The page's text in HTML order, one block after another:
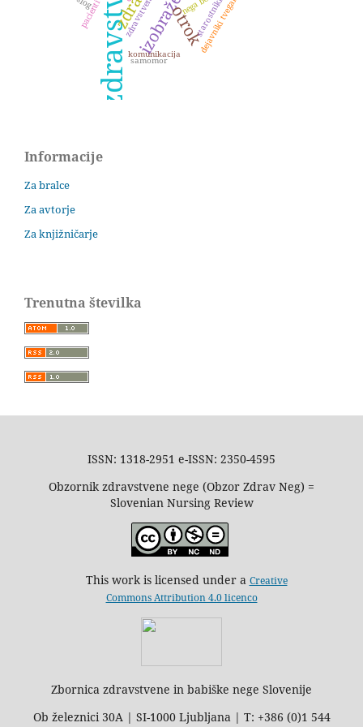
otrokstarostniki
komunikacija
pacienti dejavniki tveganja
samomor
Informacije
Za bralce
Za avtorje
Za knjižničarje
Trenutna številka
ISSN: 1318-2951 e-ISSN: 2350-4595
Obzornik zdravstvene nege (Obzor Zdrav Neg) =
Slovenian Nursing Review
This work is licensed under a Creative
Commons Attribution 4.0 licenco
Zbornica zdravstvene in babiške nege Slovenije
Ob železnici 30A | SI-1000 Ljubljana | T: +386 (0)1 544